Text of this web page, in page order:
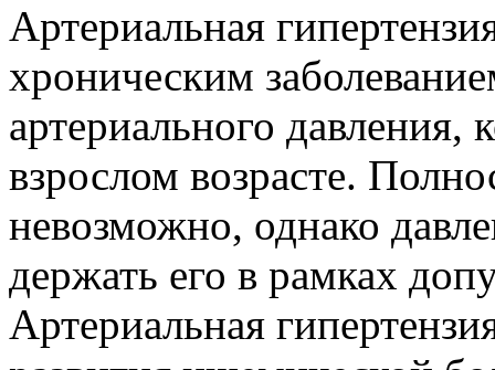
Артериальная
хроническим
артериального давления,
взрослом возрасте.
невозможно, однако
держать его в рамках
Артериальная